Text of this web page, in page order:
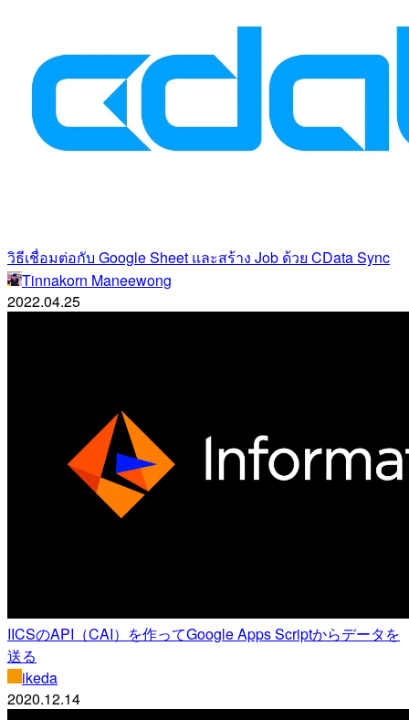
วิธีเชื่อมต่อกับ Google Sheet และสร้าง Job ด้วย CData Sync
Tinnakorn Maneewong
2022.04.25
IICSのAPI（CAI）を作ってGoogle Apps Scriptからデータを
送る
ikeda
2020.12.14